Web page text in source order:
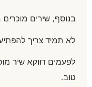
בנוסף, שירים
לא תמיד צריך
לפעמים דווקא שיר
טוב.